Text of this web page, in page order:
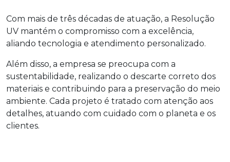
Com mais de três décadas de atuação, a Resolução
UV mantém o compromisso com a excelência,
aliando tecnologia e atendimento personalizado.
Além disso, a empresa se preocupa com a
sustentabilidade, realizando o descarte correto dos
materiais e contribuindo para a preservação do meio
ambiente. Cada projeto é tratado com atenção aos
detalhes, atuando com cuidado com o planeta e os
clientes.